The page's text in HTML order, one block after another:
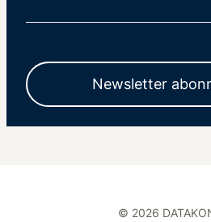
Newsletter
© 2026